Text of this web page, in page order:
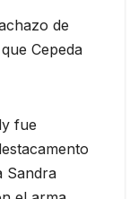
de
Cepeda
fue
Sandra